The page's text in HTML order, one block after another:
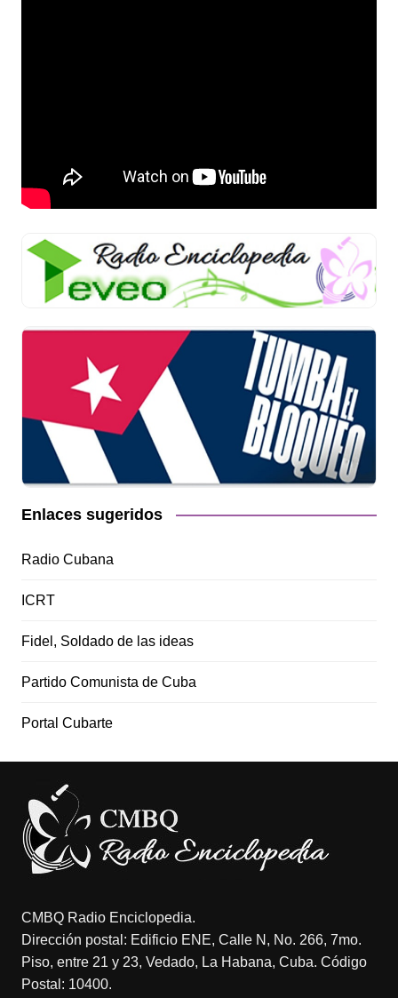
Enlaces sugeridos
Radio Cubana
ICRT
Fidel, Soldado de las ideas
Partido Comunista de Cuba
Portal Cubarte
CMBQ Radio Enciclopedia.
Dirección postal: Edificio ENE, Calle N, No. 266, 7mo.
Piso, entre 21 y 23, Vedado, La Habana, Cuba. Código
Postal: 10400.